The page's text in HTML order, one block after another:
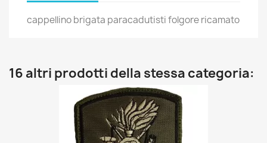
cappellino brigata paracadutisti folgore ricamato
16 altri prodotti della stessa categoria: